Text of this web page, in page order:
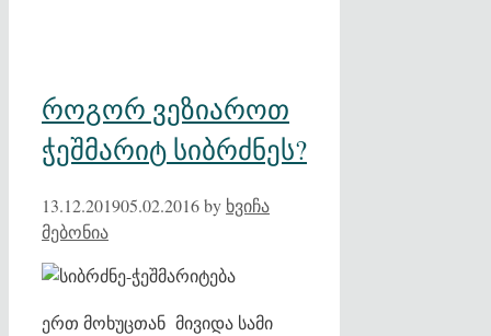
როგორ ვეზიაროთ
ჭეშმარიტ სიბრძნეს?
13.12.201905.02.2016by ხვიჩა
მებონია
ერთ მოხუცთან მივიდა სამი